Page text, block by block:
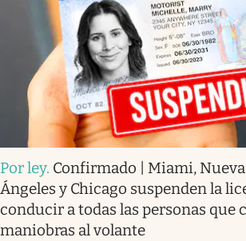
Por ley. Confirmado | Miami,
Ángeles y Chicago suspenden la
conducir a todas las personas que
maniobras al volante